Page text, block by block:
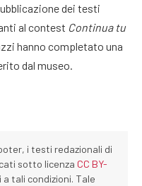
dei testi
al contest Continua tu
hanno completato una
dal museo.
i testi redazionali di
sotto licenza CC BY-
tali condizioni. Tale